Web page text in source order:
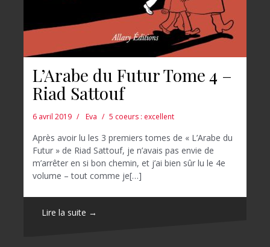
L’Arabe du Futur Tome 4 –
Riad Sattouf
6 avril 2019 Eva 5 coeurs : excellent
Après avoir lu les 3 premiers tomes de « L’Arabe du
Futur » de Riad Sattouf, je n’avais pas envie de
m’arrêter en si bon chemin, et j’ai bien sûr lu le 4e
volume – tout comme je[…]
Lire la suite →